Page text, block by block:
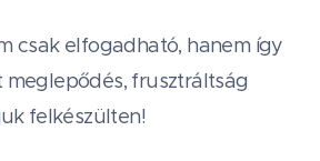
csak elfogadható, hanem így
meglepődés, frusztráltság
felkészülten!